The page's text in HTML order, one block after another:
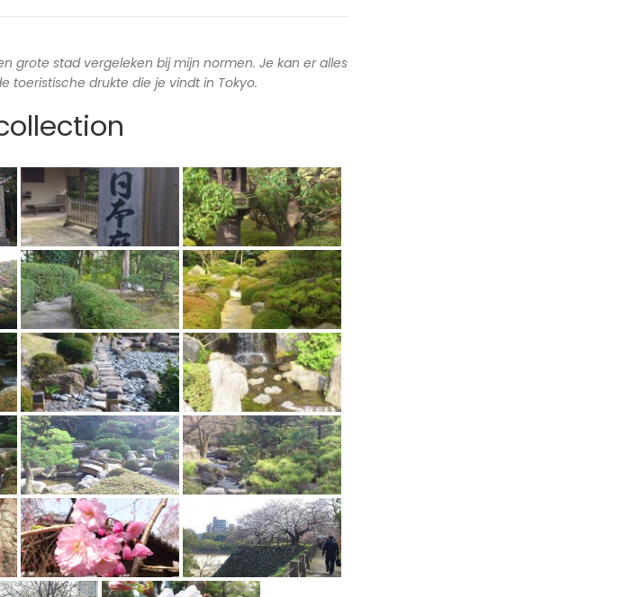
grote stad vergeleken bij mijn normen. Je kan er alles
toeristische drukte die je vindt in Tokyo.